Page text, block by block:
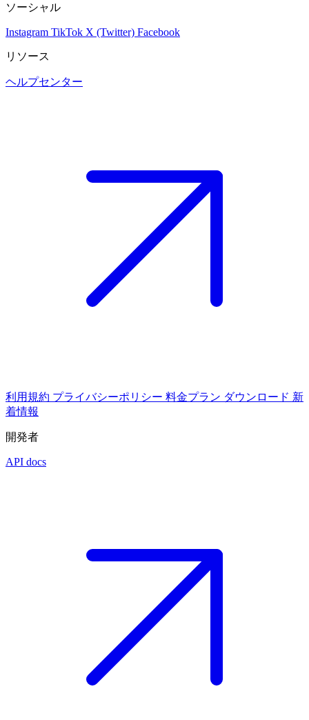
ソーシャル
Instagram TikTok X (Twitter) Facebook
リソース
ヘルプセンター
利用規約 プライバシーポリシー 料金プラン ダウンロード 新
着情報
開発者
API docs